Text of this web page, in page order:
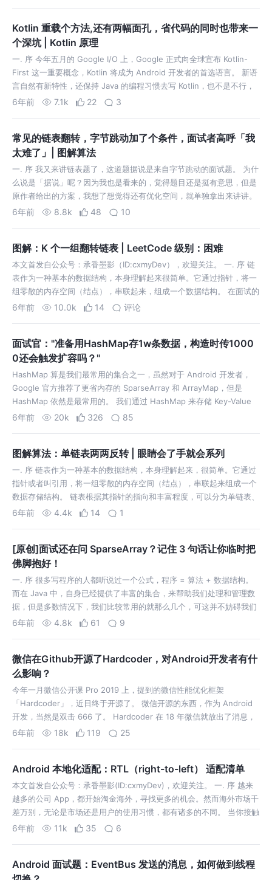
Kotlin 重载个方法,还有两幅面孔，省代码的同时也带来一
个深坑 | Kotlin 原理
一. 序 今年五月的 Google I/O 上，Google 正式向全球宣布 Kotlin-
First 这一重要概念，Kotlin 将成为 Android 开发者的首选语言。 新语
言自然有新特性，还保持 Java 的编程习惯去写 Kotlin，也不是不行，
但是总感觉差点意思。 …
6年前 7.1k 22 3
常见的链表翻转，字节跳动加了个条件，面试者高呼「我
太难了」| 图解算法
一. 序 我又来讲链表题了，这道题据说是来自字节跳动的面试题。 为什
么说是「据说」呢？因为我也是看来的，觉得题目还是挺有意思，但是
原作者给出的方案，我想了想觉得还有优化空间，就单独拿出来讲讲。
就像本文的题目说的，这是一道关于链表翻转的题。链表的翻转，之前
6年前 8.8k 48 10
图解：K 个一组翻转链表 | LeetCode 级别：困难
本文首发自公众号：承香墨影（ID:cxmyDev），欢迎关注。 一. 序 链
表作为一种基本的数据结构，本身理解起来很简单。它通过指针，将一
组零散的内存空间（结点），串联起来，组成一个数据结构。 在面试的
算法题中，经常会碰到链表相关的面试题。虽然链表的结构比较好理
6年前 10.0k 14 评论
面试官："准备用HashMap存1w条数据，构造时传1000
0还会触发扩容吗？"
HashMap 算是我们最常用的集合之一，虽然对于 Android 开发者，
Google 官方推荐了更省内存的 SparseArray 和 ArrayMap，但是
HashMap 依然是最常用的。 我们通过 HashMap 来存储 Key-Value
这种键值对形式的数据，其内…
6年前 20k 326 85
图解算法：单链表两两反转 | 眼睛会了手就会系列
一. 序 链表作为一种基本的数据结构，本身理解起来，很简单。它通过
指针或者叫引用，将一组零散的内存空间（结点），串联起来组成一个
数据存储结构。 链表根据其指针的指向和丰富程度，可以分为单链表、
双向链表、循环链表、双向循环链表。其差别就是，是否在单链表的基
6年前 4.4k 14 1
[原创]面试还在问 SparseArray？记住 3 句话让你临时把
佛脚抱好！
一. 序 很多写程序的人都听说过一个公式，程序 = 算法 + 数据结构。
而在 Java 中，自身已经提供了丰富的集合，来帮助我们处理和管理数
据，但是多数情况下，我们比较常用的就那么几个，可这并不妨碍我们
学习了解其他「冷门」的集合类。 但是集合类那么多，怎么学？一个一
6年前 4.8k 61 9
微信在Github开源了Hardcoder，对Android开发者有什
么影响？
今年一月微信公开课 Pro 2019 上，提到的微信性能优化框架
「Hardcoder」，近日终于开源了。 微信开源的东西，作为 Android
开发，当然是双击 666 了。 Hardcoder 在 18 年微信就放出了消息，
简单来说，Hardcoder 是微信研发的一款性能优…
6年前 18k 119 25
Android 本地化适配：RTL（right-to-left） 适配清单
本文首发自公众号：承香墨影(ID:cxmyDev)，欢迎关注。 一. 序 越来
越多的公司 App，都开始淘金海外，寻找更多的机会。然而海外市场千
差万别，无论是市场还是用户的使用习惯，都有诸多的不同。 当你接触
一款出海 App 的时候，除了需要了解海外 Google Servic…
6年前 11k 35 6
Android 面试题：EventBus 发送的消息，如何做到线程